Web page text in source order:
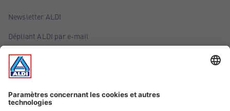
Newsletter ALDI
Dépliant ALDI par e-mail
Offres
Infos essentielles